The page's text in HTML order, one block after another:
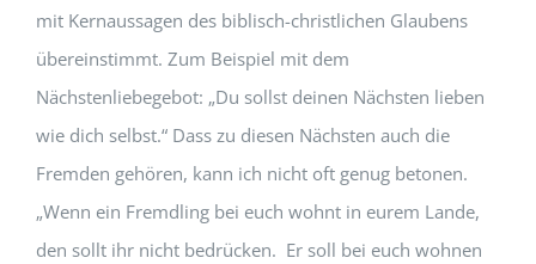
mit Kernaussagen des biblisch-christlichen Glaubens
übereinstimmt. Zum Beispiel mit dem
Nächstenliebegebot: „Du sollst deinen Nächsten lieben
wie dich selbst.“ Dass zu diesen Nächsten auch die
Fremden gehören, kann ich nicht oft genug betonen.
„Wenn ein Fremdling bei euch wohnt in eurem Lande,
den sollt ihr nicht bedrücken. Er soll bei euch wohnen